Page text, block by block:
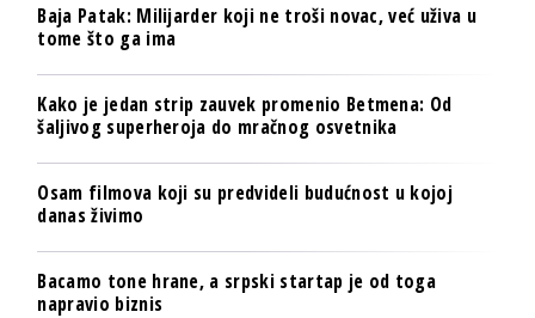
Baja Patak: Milijarder koji ne troši novac, već uživa u
tome što ga ima
Kako je jedan strip zauvek promenio Betmena: Od
šaljivog superheroja do mračnog osvetnika
Osam filmova koji su predvideli budućnost u kojoj
danas živimo
Bacamo tone hrane, a srpski startap je od toga
napravio biznis